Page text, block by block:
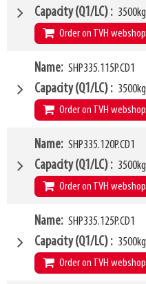
Weight 67kg
SKU 42674064
W6 980mm
LL 68mm
HCG 29mm
VCG 282mm
Weight 70kg
SKU 42674068
Capacity (Q1/LC) 3500kg
Order on TVH webshop
W4 1100mm
W6 980mm
LL 68mm
HCG 29mm
VCG 282mm
Weight 71kg
SKU 42674069
Name SHP335.115P.CD1
Capacity (Q1/LC) 3500kg
Order on TVH webshop
W4 1150mm
W6 980mm
LL 68mm
HCG 29mm
VCG 283mm
Weight 73kg
SKU 42674089
Name SHP335.120P.CD1
Capacity (Q1/LC) 3500kg
Order on TVH webshop
W4 1200mm
W6 980mm
LL 68mm
HCG 29mm
Name SHP335.125P.CD1
Capacity (Q1/LC) 3500kg
Order on TVH webshop